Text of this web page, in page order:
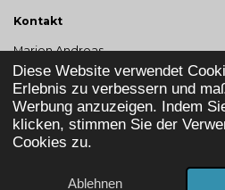
Diese Website verwendet
Erlebnis zu verbessern und
Werbung anzuzeigen. Indem
klicken, stimmen Sie der
Cookies zu.
Ablehnen
Kontakt
Marion Andreas
Odenwaldstr. 46
65428 Rüsselsheim
Telefon: +49 155 - 67 09 54 25
I
F
o
Marion Andreas -